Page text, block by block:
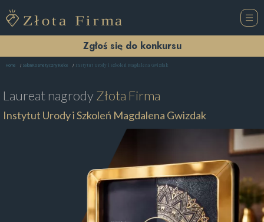
Zgłoś się do konkursu
Home Salon Kosmetyczny Kielce Instytut Urody i Szkoleń Magdalena Gwizdak
Laureat nagrodyZłota Firma
Instytut Urody i Szkoleń Magdalena Gwizdak